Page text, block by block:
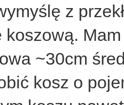
z
koszową.
~30cm
kosz o